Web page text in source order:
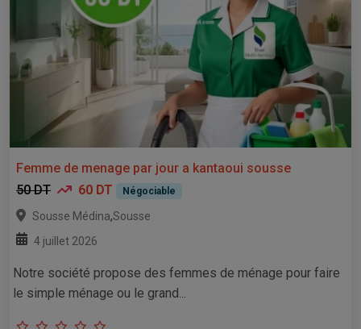
Femme de menage par jour a kantaoui sousse
50 DT
60 DT Négociable
Sousse Médina,Sousse
4 juillet 2026
Notre société propose des femmes de ménage pour faire
le simple ménage ou le grand...